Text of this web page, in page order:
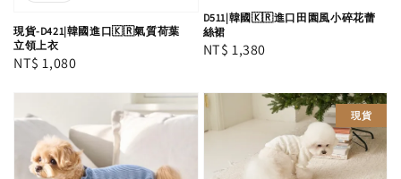
現貨-D421|韓國進口🇰🇷氣質荷葉
立領上衣
Regular
NT$ 1,080
D511|韓國🇰🇷進口田園風小碎花蕾
絲裙
Regular
NT$ 1,380
現貨